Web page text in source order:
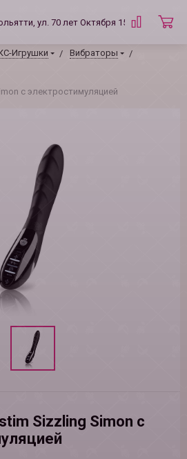
ул. 70 лет Октября 15 Б
Игрушки
Вибраторы
с электростимуляцией
Sizzling Simon с